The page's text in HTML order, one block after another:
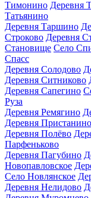
Тимонино Деревня
Татьянино
Деревня Таршино
Строково Деревня
Становище Село
Спасс
Деревня Солодово
Деревня Ситниково
Деревня Сапегино
Руза
Деревня Ремягино
Деревня Пристанино
Деревня Полёво
Парфеньково
Деревня Пагубино
Новопавловское
Село Новлянское
Деревня Нелидово